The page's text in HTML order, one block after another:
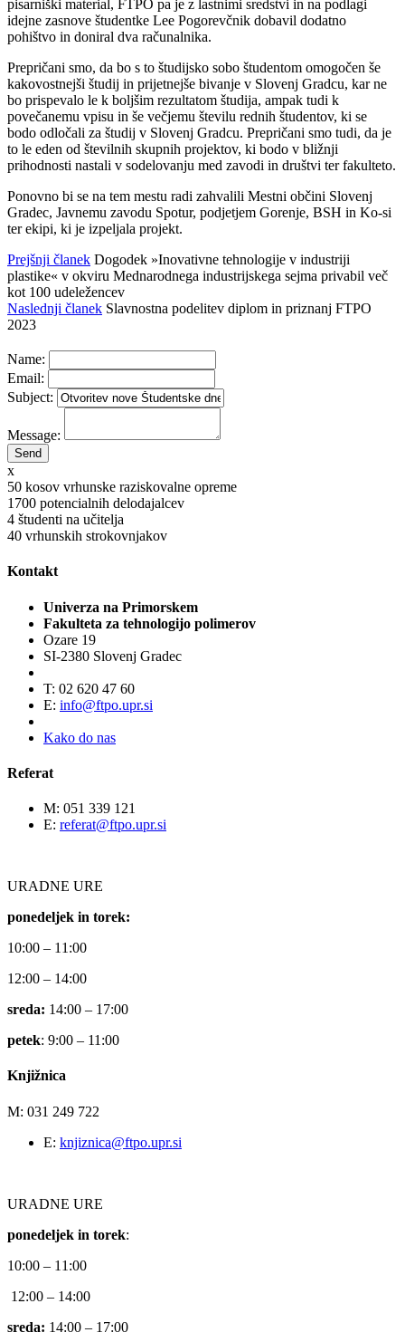
pisarniški material, FTPO pa je z lastnimi sredstvi in na podlagi
idejne zasnove študentke Lee Pogorevčnik dobavil dodatno
pohištvo in doniral dva računalnika.
Prepričani smo, da bo s to študijsko sobo študentom omogočen še
kakovostnejši študij in prijetnejše bivanje v Slovenj Gradcu, kar ne
bo prispevalo le k boljšim rezultatom študija, ampak tudi k
povečanemu vpisu in še večjemu številu rednih študentov, ki se
bodo odločali za študij v Slovenj Gradcu. Prepričani smo tudi, da je
to le eden od številnih skupnih projektov, ki bodo v bližnji
prihodnosti nastali v sodelovanju med zavodi in društvi ter fakulteto.
Ponovno bi se na tem mestu radi zahvalili Mestni občini Slovenj
Gradec, Javnemu zavodu Spotur, podjetjem Gorenje, BSH in Ko-si
ter ekipi, ki je izpeljala projekt.
Prejšnji članek Dogodek »Inovativne tehnologije v industriji
plastike« v okviru Mednarodnega industrijskega sejma privabil več
kot 100 udeležencev
Naslednji članek Slavnostna podelitev diplom in priznanj FTPO
2023
Name:
Email:
Subject:
Message:
x
50 kosov vrhunske raziskovalne opreme
1700 potencialnih delodajalcev
4 študenti na učitelja
40 vrhunskih strokovnjakov
Kontakt
Univerza na Primorskem
Fakulteta za tehnologijo polimerov
Ozare 19
SI-2380 Slovenj Gradec
T: 02 620 47 60
E: info@ftpo.upr.si
Kako do nas
Referat
M: 051 339 121
E: referat@ftpo.upr.si
URADNE URE
ponedeljek in torek:
10:00 – 11:00
12:00 – 14:00
sreda: 14:00 – 17:00
petek: 9:00 – 11:00
Knjižnica
M: 031 249 722
E: knjiznica@ftpo.upr.si
URADNE URE
ponedeljek in torek:
10:00 – 11:00
12:00 – 14:00
sreda: 14:00 – 17:00